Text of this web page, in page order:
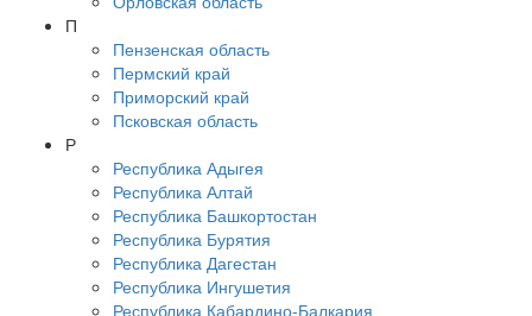
П
Пензенская область
Пермский край
Приморский край
Псковская область
Р
Республика Адыгея
Республика Алтай
Республика Башкортостан
Республика Бурятия
Республика Дагестан
Республика Ингушетия
Республика Кабардино-Балкария